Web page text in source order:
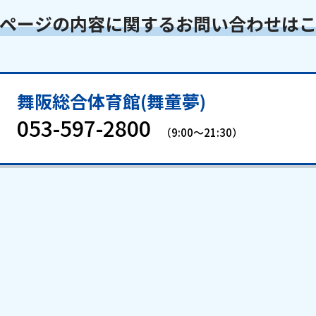
ージの内容に関するお問い合わせは
舞阪総合体育館(舞童夢)
053-597-2800 （9:00～21:30）